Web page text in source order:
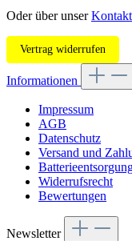
Oder über unser
Vertrag widerrufen
Informationen
Impressum
AGB
Datenschutz
Versand und
Widerrufsrecht
Bewertungen
Newsletter